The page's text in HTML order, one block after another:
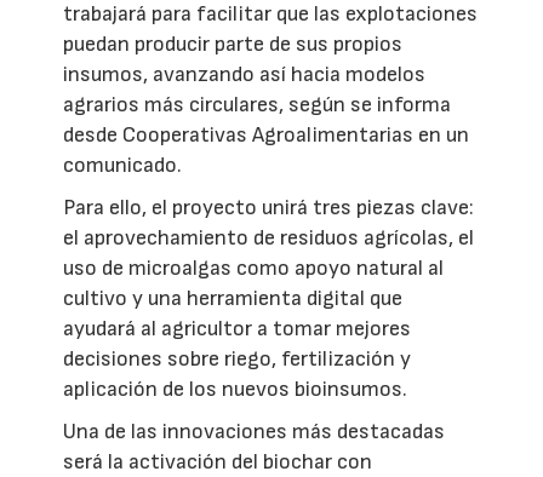
trabajará para facilitar que las explotaciones
puedan producir parte de sus propios
insumos, avanzando así hacia modelos
agrarios más circulares, según se informa
desde Cooperativas Agroalimentarias en un
comunicado.
Para ello, el proyecto unirá tres piezas clave:
el aprovechamiento de residuos agrícolas, el
uso de microalgas como apoyo natural al
cultivo y una herramienta digital que
ayudará al agricultor a tomar mejores
decisiones sobre riego, fertilización y
aplicación de los nuevos bioinsumos.
Una de las innovaciones más destacadas
será la activación del biochar con